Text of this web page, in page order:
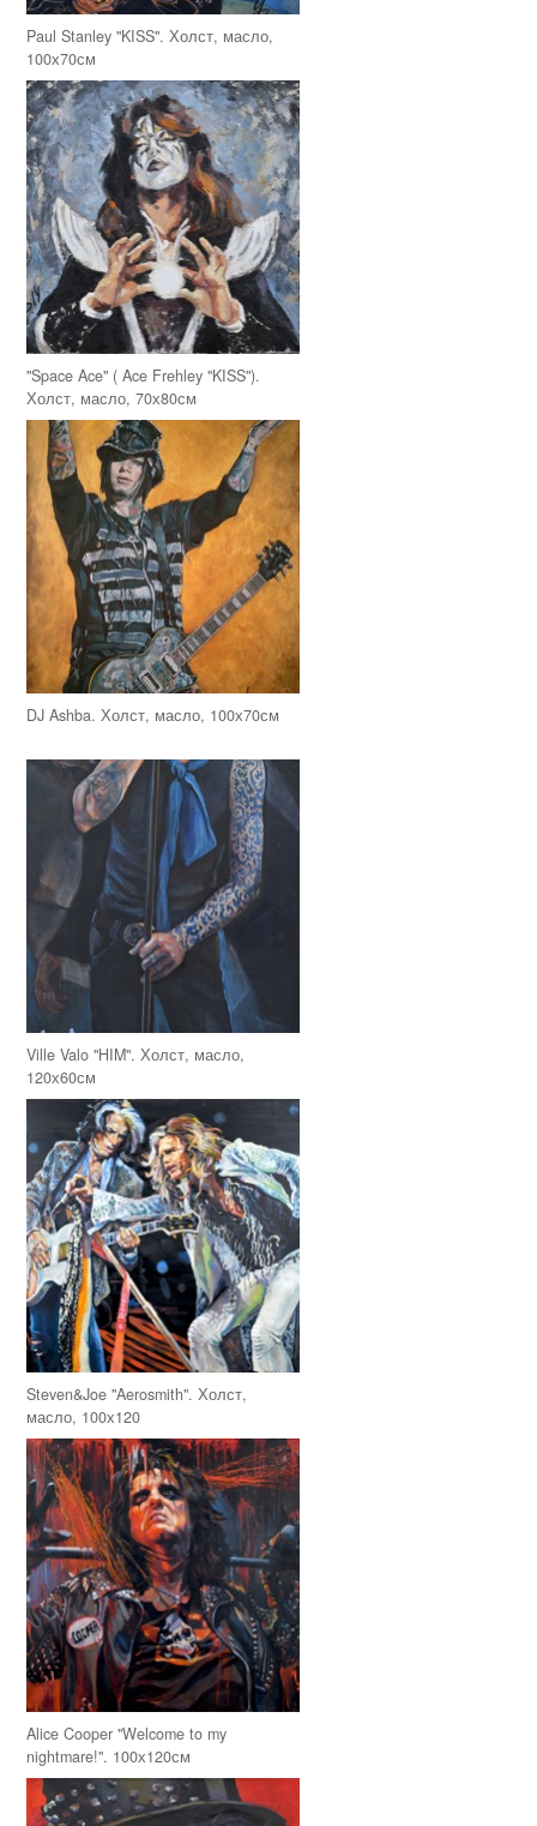
Paul Stanley "KISS". Холст, масло,
100х70см
"Space Ace" ( Ace Frehley "KISS").
Холст, масло, 70х80см
DJ Ashba. Холст, масло, 100х70см
Ville Valo "HIM". Холст, масло,
120х60см
Steven&Joe "Aerosmith". Холст,
масло, 100х120
Alice Cooper "Welcome to my
nightmare!". 100х120см